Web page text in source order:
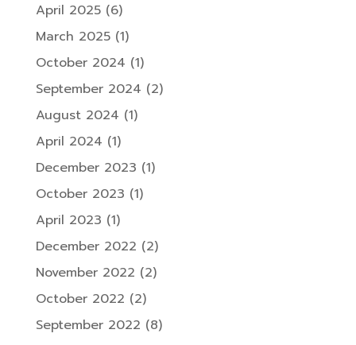
April 2025(6)
March 2025(1)
October 2024 (1)
September 2024 (2)
August 2024 (1)
April 2024 (1)
December 2023 (1)
October 2023 (1)
April 2023 (1)
December 2022 (2)
November 2022 (2)
October 2022 (2)
September 2022 (8)